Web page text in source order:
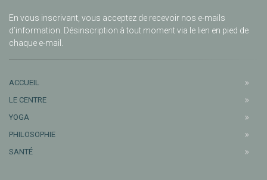
En vous inscrivant, vous acceptez de recevoir nos e-mails
d’information. Désinscription à tout moment via le lien en pied de
chaque e-mail.
ACCUEIL
LE CENTRE
YOGA
PHILOSOPHIE
SANTÉ